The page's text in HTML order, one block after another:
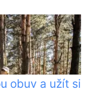
obuv a užít si